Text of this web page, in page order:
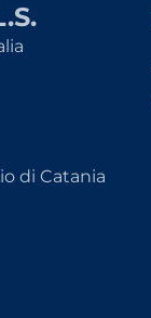
di Catania